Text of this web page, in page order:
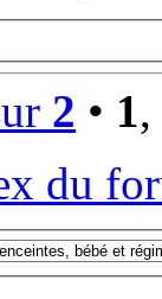
2 • 1,
du